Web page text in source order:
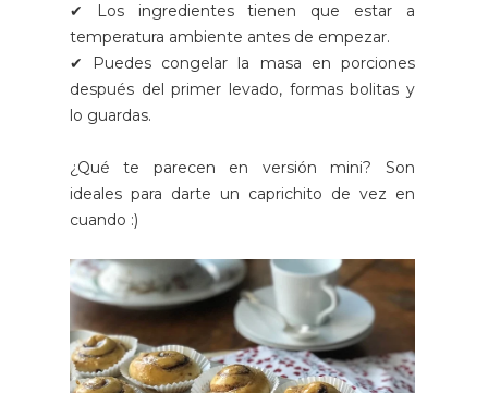
✔ Los ingredientes tienen que estar a
temperatura ambiente antes de empezar.
✔ Puedes congelar la masa en porciones
después del primer levado, formas bolitas y
lo guardas.
¿Qué te parecen en versión mini? Son
ideales para darte un caprichito de vez en
cuando :)